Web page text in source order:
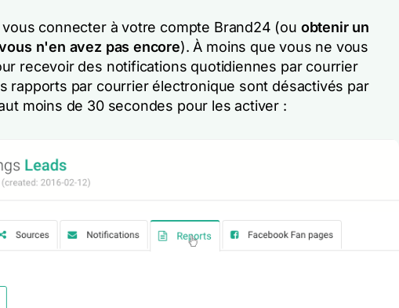
connecter à votre compte Brand24 (ou obtenir un
n'en avez pas encore). À moins que vous ne vous
recevoir des notifications quotidiennes par courrier
rapports par courrier électronique sont désactivés par
moins de 30 secondes pour les activer :